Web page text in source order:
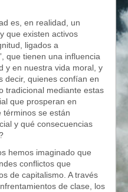
es, en realidad, un
que existen activos
ligados a
que tienen una influencia
y en nuestra vida moral, y
decir, quienes confían en
tradicional mediante estas
que prosperan en
términos se están
y qué consecuencias
hemos imaginado que
conflictos que
de capitalismo. A través
de clase, los